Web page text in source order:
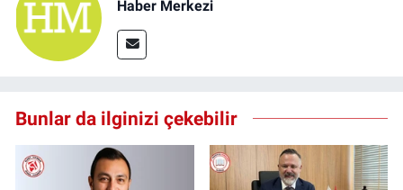
Haber Merkezi
Bunlar da ilginizi çekebilir